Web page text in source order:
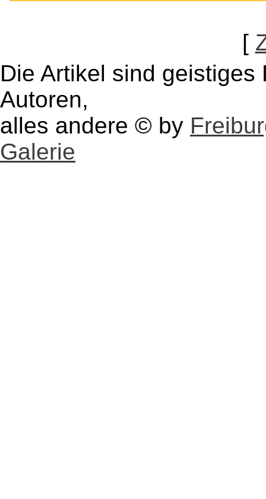
[
Die Artikel sind
Autoren,
alles andere © by
Galerie